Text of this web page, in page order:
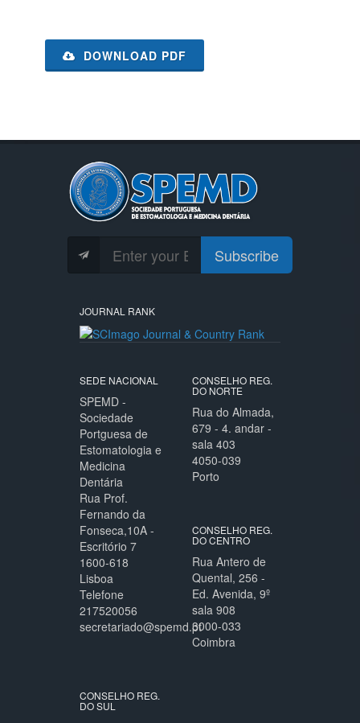
DOWNLOAD PDF
Subscribe
JOURNAL RANK
SEDE NACIONAL
SPEMD -
Sociedade
Portguesa de
Estomatologia e
Medicina
Dentária
Rua Prof.
Fernando da
Fonseca,10A -
Escritório 7
1600-618
Lisboa
Telefone
217520056
secretariado@spemd.pt
CONSELHO REG.
DO NORTE
Rua do Almada,
679 - 4. andar -
sala 403
4050-039
Porto
CONSELHO REG.
DO CENTRO
Rua Antero de
Quental, 256 -
Ed. Avenida, 9º
sala 908
3000-033
Coimbra
CONSELHO REG.
DO SUL